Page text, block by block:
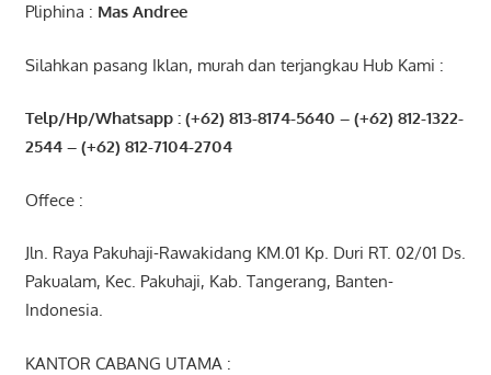
Pliphina : Mas Andree
Silahkan pasang Iklan, murah dan terjangkau Hub Kami :
Telp/Hp/Whatsapp : (+62) 813-8174-5640 – (+62) 812-1322-
2544– (+62) 812-7104-2704
Offece :
Jln. Raya Pakuhaji-Rawakidang KM.01 Kp. Duri RT. 02/01 Ds.
Pakualam, Kec. Pakuhaji, Kab. Tangerang, Banten-
Indonesia.
KANTOR CABANG UTAMA :